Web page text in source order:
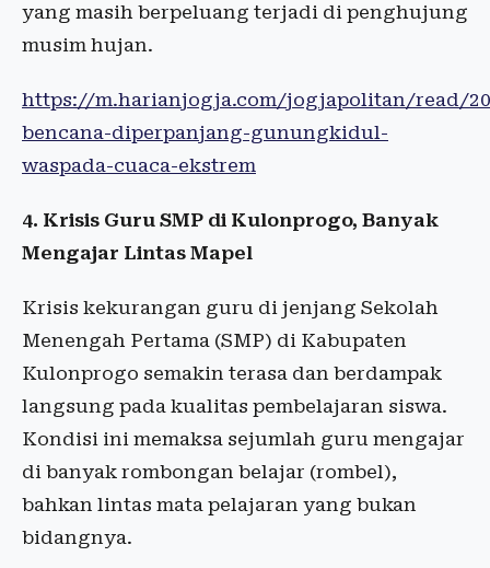
yang masih berpeluang terjadi di penghujung
musim hujan.
https://m.harianjogja.com/jogjapolitan/read/
bencana-diperpanjang-gunungkidul-
waspada-cuaca-ekstrem
4. Krisis Guru SMP di Kulonprogo, Banyak
Mengajar Lintas Mapel
Krisis kekurangan guru di jenjang Sekolah
Menengah Pertama (SMP) di Kabupaten
Kulonprogo semakin terasa dan berdampak
langsung pada kualitas pembelajaran siswa.
Kondisi ini memaksa sejumlah guru mengajar
di banyak rombongan belajar (rombel),
bahkan lintas mata pelajaran yang bukan
bidangnya.